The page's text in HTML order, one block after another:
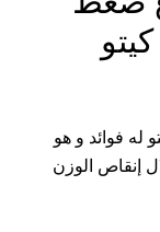
له فوائد و هو
إنقاص الوزن